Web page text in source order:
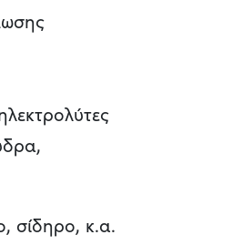
σίδηρο, κ.α.